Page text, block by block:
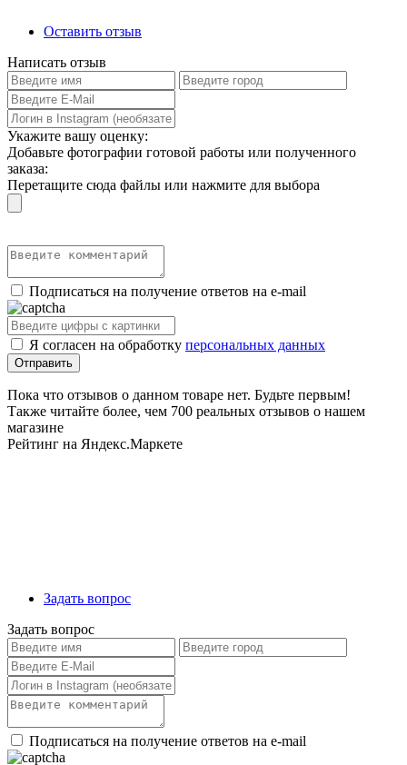
Оставить отзыв
Написать отзыв
Укажите вашу оценку:
Добавьте фотографии готовой работы или полученного
заказа:
Перетащите сюда файлы или нажмите для выбора
Подписаться на получение ответов на e-mail
Я согласен на обработку персональных данных
Пока что отзывов о данном товаре нет. Будьте первым!
Также читайте более, чем 700 реальных отзывов о нашем
магазине
Рейтинг на Яндекс.Маркете
Задать вопрос
Задать вопрос
Подписаться на получение ответов на e-mail